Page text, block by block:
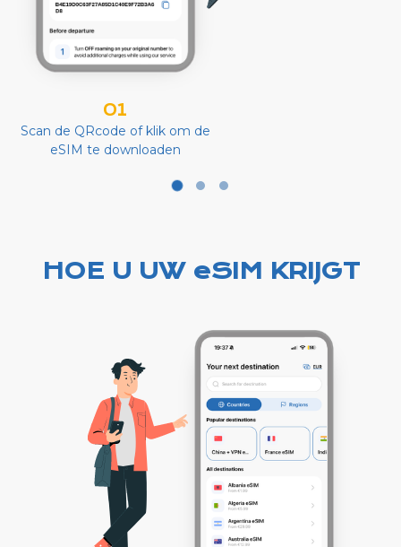
01
Scan de QRcode of klik om de
eSIM te downloaden
HOE U UW eSIM KRIJGT